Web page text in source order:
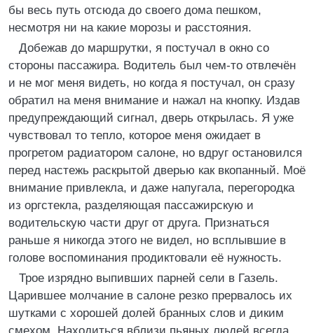
бы весь путь отсюда до своего дома пешком,
несмотря ни на какие морозы и расстояния.
Добежав до маршрутки, я постучал в окно со
стороны пассажира. Водитель был чем-то отвлечён
и не мог меня видеть, но когда я постучал, он сразу
обратил на меня внимание и нажал на кнопку. Издав
предупреждающий сигнал, дверь открылась. Я уже
чувствовал то тепло, которое меня ожидает в
прогретом радиатором салоне, но вдруг остановился
перед настежь раскрытой дверью как вкопанный. Моё
внимание привлекла, и даже напугала, перегородка
из оргстекла, разделяющая пассажирскую и
водительскую части друг от друга. Признаться
раньше я никогда этого не видел, но всплывшие в
голове воспоминания продиктовали её нужность.
Трое изрядно выпивших парней сели в Газель.
Царившее молчание в салоне резко прервалось их
шутками с хорошей долей бранных слов и диким